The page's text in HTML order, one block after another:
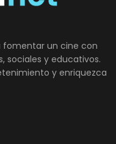
fomentar un cine con
sociales y educativos.
y enriquezca